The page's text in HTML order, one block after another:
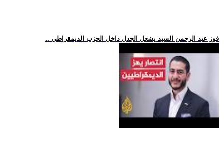
.. فوز عبد الرحمن السيد يشعل الجدل داخل الحزب الديمقراطي